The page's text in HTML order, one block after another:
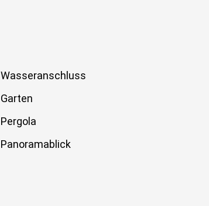
Wasseranschluss
Garten
Pergola
Panoramablick